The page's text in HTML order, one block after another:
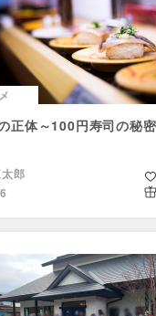
正体～100円寿司の秘
郎